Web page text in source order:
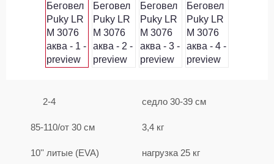
2-4
85-110/от 30 см
10'' литые (EVA)
седло 30-39 см
3,4 кг
нагрузка 25 кг